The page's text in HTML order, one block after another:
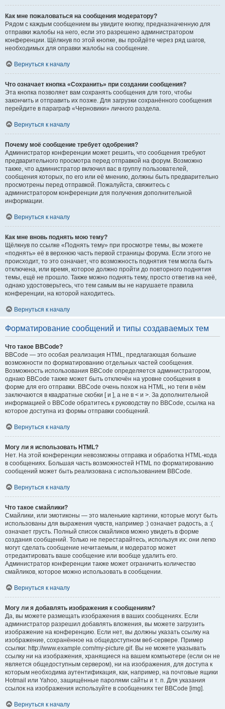
Как мне пожаловаться на сообщения модератору?
Рядом с каждым сообщением вы увидите кнопку, предназначенную для
отправки жалобы на него, если это разрешено администратором
конференции. Щёлкнув по этой кнопке, вы пройдёте через ряд шагов,
необходимых для оправки жалобы на сообщение.
Вернуться к началу
Что означает кнопка «Сохранить» при создании сообщения?
Эта кнопка позволяет вам сохранять сообщения для того, чтобы
закончить и отправить их позже. Для загрузки сохранённого сообщения
перейдите в параграф «Черновики» личного раздела.
Вернуться к началу
Почему моё сообщение требует одобрения?
Администратор конференции может решить, что сообщения требуют
предварительного просмотра перед отправкой на форум. Возможно
также, что администратор включил вас в группу пользователей,
сообщения которых, по его или её мнению, должны быть предварительно
просмотрены перед отправкой. Пожалуйста, свяжитесь с
администратором конференции для получения дополнительной
информации.
Вернуться к началу
Как мне вновь поднять мою тему?
Щёлкнув по ссылке «Поднять тему» при просмотре темы, вы можете
«поднять» её в верхнюю часть первой страницы форума. Если этого не
происходит, то это означает, что возможность поднятия тем могла быть
отключена, или время, которое должно пройти до повторного поднятия
темы, ещё не прошло. Также можно поднять тему, просто ответив на неё,
однако удостоверьтесь, что тем самым вы не нарушаете правила
конференции, на которой находитесь.
Вернуться к началу
Форматирование сообщений и типы создаваемых тем
Что такое BBCode?
BBCode — это особая реализация HTML, предлагающая большие
возможности по форматированию отдельных частей сообщения.
Возможность использования BBCode определяется администратором,
однако BBCode также может быть отключён на уровне сообщения в
форме для его отправки. BBCode очень похож на HTML, но теги в нём
заключаются в квадратные скобки [ и ], а не в < и >. За дополнительной
информацией о BBCode обратитесь к руководству по BBCode, ссылка на
которое доступна из формы отправки сообщений.
Вернуться к началу
Могу ли я использовать HTML?
Нет. На этой конференции невозможны отправка и обработка HTML-кода
в сообщениях. Большая часть возможностей HTML по форматированию
сообщений может быть реализована с использованием BBCode.
Вернуться к началу
Что такое смайлики?
Смайлики, или эмотиконы — это маленькие картинки, которые могут быть
использованы для выражения чувств, например :) означает радость, а :(
означает грусть. Полный список смайликов можно увидеть в форме
создания сообщений. Только не перестарайтесь, используя их: они легко
могут сделать сообщение нечитаемым, и модератор может
отредактировать ваше сообщение или вообще удалить его.
Администратор конференции также может ограничить количество
смайликов, которое можно использовать в сообщении.
Вернуться к началу
Могу ли я добавлять изображения к сообщениям?
Да, вы можете размещать изображения в ваших сообщениях. Если
администратор разрешил добавлять вложения, вы можете загрузить
изображение на конференцию. Если нет, вы должны указать ссылку на
изображение, сохранённое на общедоступном веб-сервере. Пример
ссылки: http://www.example.com/my-picture.gif. Вы не можете указывать
ссылку ни на изображения, хранящиеся на вашем компьютере (если он не
является общедоступным сервером), ни на изображения, для доступа к
которым необходима аутентификация, как, например, на почтовые ящики
Hotmail или Yahoo, защищённые паролями сайты и т. п. Для указания
ссылок на изображения используйте в сообщениях тег BBCode [img].
Вернуться к началу